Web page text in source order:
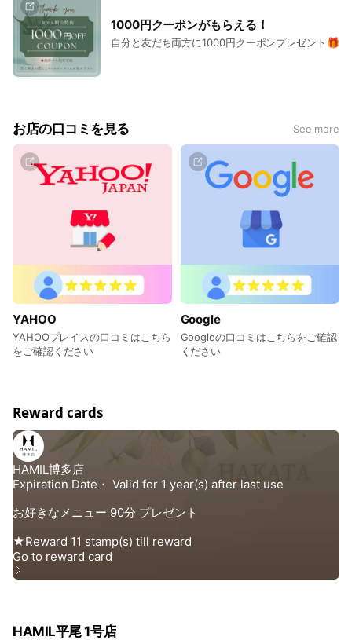
1000円クーポンがもらえる！
自分と友だち両方に1000円クーポンプレゼント🎁
お店の口コミを見る See more
YAHOO
YAHOOプレイスの口コミはこちら
をご確認ください
Google
Googleの口コミはこちらをご確認
ください
Reward cards
HAMIL平尾 1号店